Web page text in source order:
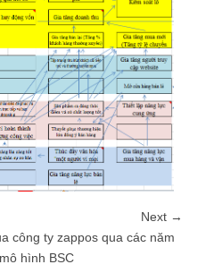
Next →
công ty zappos qua các năm
hình BSC